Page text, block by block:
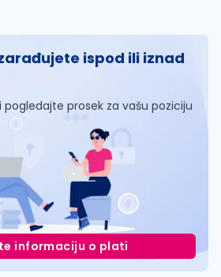
ispod ili iznad
pogledajte prosek za vašu poziciju
informaciju o plati